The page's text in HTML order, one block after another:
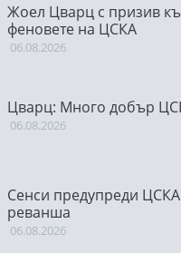
Жоел Цварц с призив
феновете на ЦСКА
06.08.2026
Цварц: Много добър
06.08.2026
Сенси предупреди ЦСКА
реванша
06.08.2026